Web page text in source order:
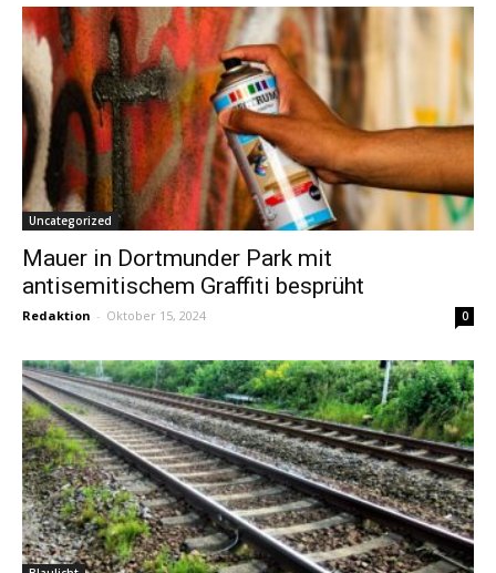
Uncategorized
Mauer in Dortmunder Park mit
antisemitischem Graffiti besprüht
Redaktion - Oktober 15, 2024 0